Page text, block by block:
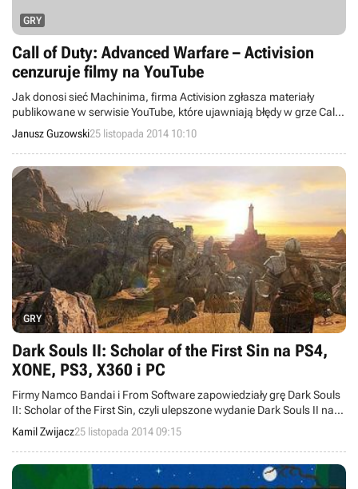
GRY
Call of Duty: Advanced Warfare – Activision
cenzuruje filmy na YouTube
Jak donosi sieć Machinima, firma Activision zgłasza materiały
publikowane w serwisie YouTube, które ujawniają błędy w grze Call
of Duty: Advanced Warfare, jako łamiące prawa autorskie. Zdaniem
wydawcy chodzi tylko o filmy pokazujące, jak nieuczciwie
wykorzystywać luki w grze w rozgrywkach online.
Janusz Guzowski25 listopada 2014 10:10
GRY
Dark Souls II: Scholar of the First Sin na PS4,
XONE, PS3, X360 i PC
Firmy Namco Bandai i From Software zapowiedziały grę Dark Souls
II: Scholar of the First Sin, czyli ulepszone wydanie Dark Souls II na
konsole PlayStation 4, Xbox One, Xbox 360, PlayStation 3 i
komputery PC. Tytuł zawierać ma rożne usprawnienia oraz
wszystkie dodatki wydane do podstawowej wersji produkcji. Projekt
ukaże się 7 kwietnia 2015 roku.
Kamil Zwijacz25 listopada 2014 09:15